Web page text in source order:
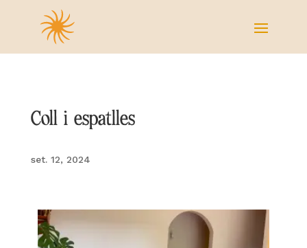
Coll i espatlles
set. 12, 2024